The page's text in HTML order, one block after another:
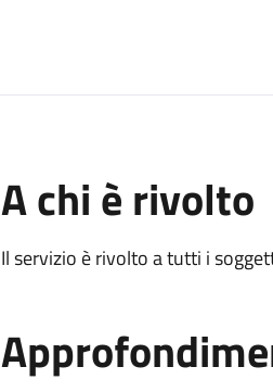
A chi è rivolto
Il servizio è rivolto a tutti i